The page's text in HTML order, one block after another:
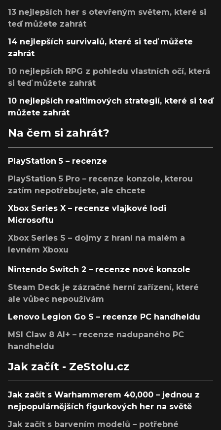
13 nejlepších her s otevřeným světem, které si
teď můžete zahrát
14 nejlepších survivalů, které si teď můžete
zahrát
10 nejlepších RPG z pohledu vlastních očí, která
si teď můžete zahrát
10 nejlepších realtimových strategií, které si teď
můžete zahrát
Na čem si zahrát?
PlayStation 5 – recenze
PlayStation 5 Pro – recenze konzole, kterou
zatím nepotřebujete, ale chcete
Xbox Series X – recenze vlajkové lodi
Microsoftu
Xbox Series S – dojmy z hraní na malém a
levném Xboxu
Nintendo Switch 2 – recenze nové konzole
Steam Deck je zázračné herní zařízení, které
ale vůbec nepoužívám
Lenovo Legion Go S – recenze PC handheldu
MSI Claw 8 AI+ – recenze nadupaného PC
handheldu
Jak začít - ZeStolu.cz
Jak začít s Warhammerem 40,000 – jednou z
nejpopulárnějších figurkových her na světě
Jak začít s barvením modelů – potřebné